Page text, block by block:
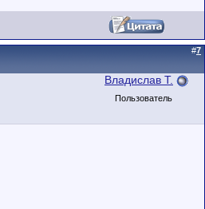
#7
Владислав Т.
Пользователь